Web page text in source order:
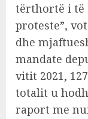
tërthortë i të
proteste”,
dhe
mandate
vitit 2021,
totalit u
raport me